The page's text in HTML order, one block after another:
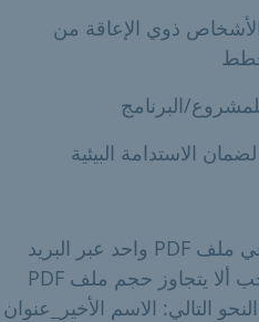
ذوي الإعاقة من
البرنامج
الاستدامة البيئية
يجب أن تصل جميع المستندات مجمعة في ملف PDF واحد عبر البريد
الإلكتروني إلى إدارة الشؤون الثقافية. يجب ألا يتجاوز حجم ملف PDF
النحو التالي: الاسم الأخير_عنوان